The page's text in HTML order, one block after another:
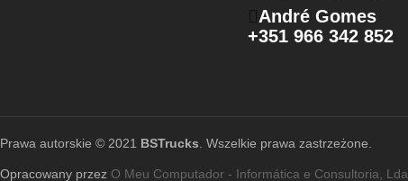
André Gomes
+351 966 342 852
Prawa autorskie © 2021 BSTrucks . Wszelkie prawa zastrzeżone.
Opracowany przez O Meu Computador - Informática e Consultoria, Lda